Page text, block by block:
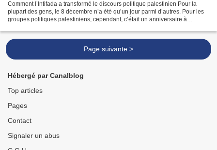
Comment l’Intifada a transformé le discours politique palestinien Pour la
plupart des gens, le 8 décembre n’a été qu’un jour parmi d’autres. Pour les
groupes politiques palestiniens, cependant, c’était un anniversaire à
Page suivante >
Hébergé par Canalblog
Top articles
Pages
Contact
Signaler un abus